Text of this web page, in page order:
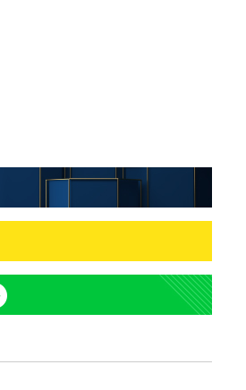
2
정부, 전 산업에 'AI 옷' 입힌다…AI 로봇 연
1000대 보급 추진
3
정보석 "황정음 전 남편 서글서글한 인상이
었는데…"
4 최준희, 또 성형수술 예고 "짝짝이 눈 탈
5 바다, 워터밤 공개저격 "말이 안 된다"